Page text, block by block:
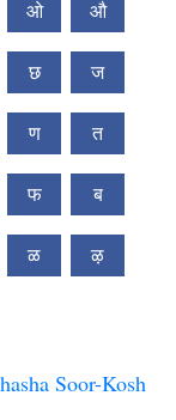
ओ औ
छ ज
ण त
फ ब
ळ ऴ
Soor-Kosh